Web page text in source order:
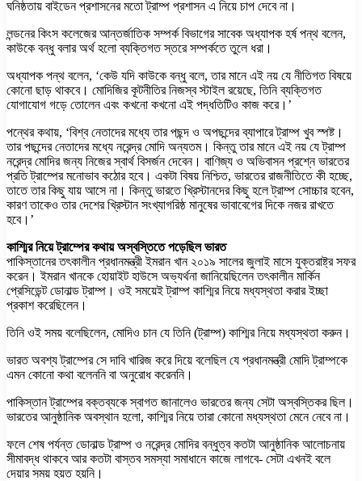
ঘনিষ্ঠতায় বাইডেন প্রশাসনের মতো ট্রাম্প প্রশাসন এ নিয়ে চাপ দেবে না।
লন্ডনের কিংস কলেজের আন্তর্জাতিক সম্পর্ক বিভাগের সাবেক অধ্যাপক হর্ষ পন্থ বলেন,
কাউকে বন্ধু বলার অর্থ হলো ব্যক্তিগত স্তরে সম্পর্কতে তুলে ধরা।
অধ্যাপক পন্থ বলেন, ‘কেউ যদি কাউকে বন্ধু বলে, তার মানে এই নয় যে নীতিগত বিষয়ে
কোনো ছাড় থাকবে। মোদিজির কূটনীতির নিজস্ব স্টাইল রয়েছে, তিনি ব্যক্তিগত
যোগাযোগ গড়ে তোলেন এবং কখনো কখনো এই পদ্ধতিটিও কাজ করে।’
পন্থের কথায়, ‘বিশ্ব নেতাদের মধ্যে তার পছন্দ ও অপছন্দের ব্যাপারে ট্রাম্প খুব স্পষ্ট।
তার পছন্দের নেতাদের মধ্যে নরেন্দ্র মোদি অন্যতম। কিন্তু তার মানে এই নয় যে ট্রাম্প
নরেন্দ্র মোদির জন্য নিজের স্বার্থ বিসর্জন দেবেন। বাণিজ্য ও অভিবাসন প্রশ্নে ভারতের
প্রতি ট্রাম্পের মনোভাব কঠোর হবে। একটা বিষয় নিশ্চিত, ভারতের রাজনীতিতে কী হচ্ছে,
তাতে তার কিছু যায় আসে না। কিন্তু ভারতে খ্রিস্টানদের কিছু হলে ট্রাম্প সোচ্চার হবেন,
কারণ তাকেও তার দেশের খ্রিস্টান সংখ্যাগরিষ্ঠ মানুষের ভাবাবেগের দিকে নজর রাখতে
হবে।’
কাশ্মির নিয়ে ট্রাম্পের কথায় অস্বস্তিতে পড়েছিল ভারত
পাকিস্তানের তৎকালীন প্রধানমন্ত্রী ইমরান খান ২০১৯ সালের জুলাই মাসে যুক্তরাষ্ট্র সফর
করেন। ইমরান খানকে হোয়াইট হাউসে অভ্যর্থনা জানিয়েছিলেন তৎকালীন মার্কিন
প্রেসিডেন্ট ডোনাল্ড ট্রাম্প। ওই সময়েই ট্রাম্প কাশ্মির নিয়ে মধ্যস্থতা করার ইচ্ছা
প্রকাশ করেছিলেন।
তিনি ওই সময় বলেছিলেন, মোদিও চান যে তিনি (ট্রাম্প) কাশ্মির নিয়ে মধ্যস্থতা করুন।
ভারত অবশ্য ট্রাম্পের সে দাবি খারিজ করে দিয়ে বলেছিল যে প্রধানমন্ত্রী মোদি ট্রাম্পকে
এমন কোনো কথা বলেননি বা অনুরোধ করেননি।
পাকিস্তান ট্রাম্পের বক্তব্যকে স্বাগত জানালেও ভারতের জন্য সেটা অস্বস্তিকর ছিল।
ভারতের আনুষ্ঠানিক অবস্থান হলো, কাশ্মির নিয়ে তারা কোনো মধ্যস্থতা মেনে নেবে না।
ফলে শেষ পর্যন্ত ডোনাল্ড ট্রাম্প ও নরেন্দ্র মোদির বন্ধুত্ব কতটা আনুষ্ঠানিক আলোচনায়
সীমাবদ্ধ থাকবে আর কতটা বাস্তব সমস্যা সমাধানে কাজে লাগবে- সেটা এখনই বলে
দেয়ার সময় হয়ত হয়নি।